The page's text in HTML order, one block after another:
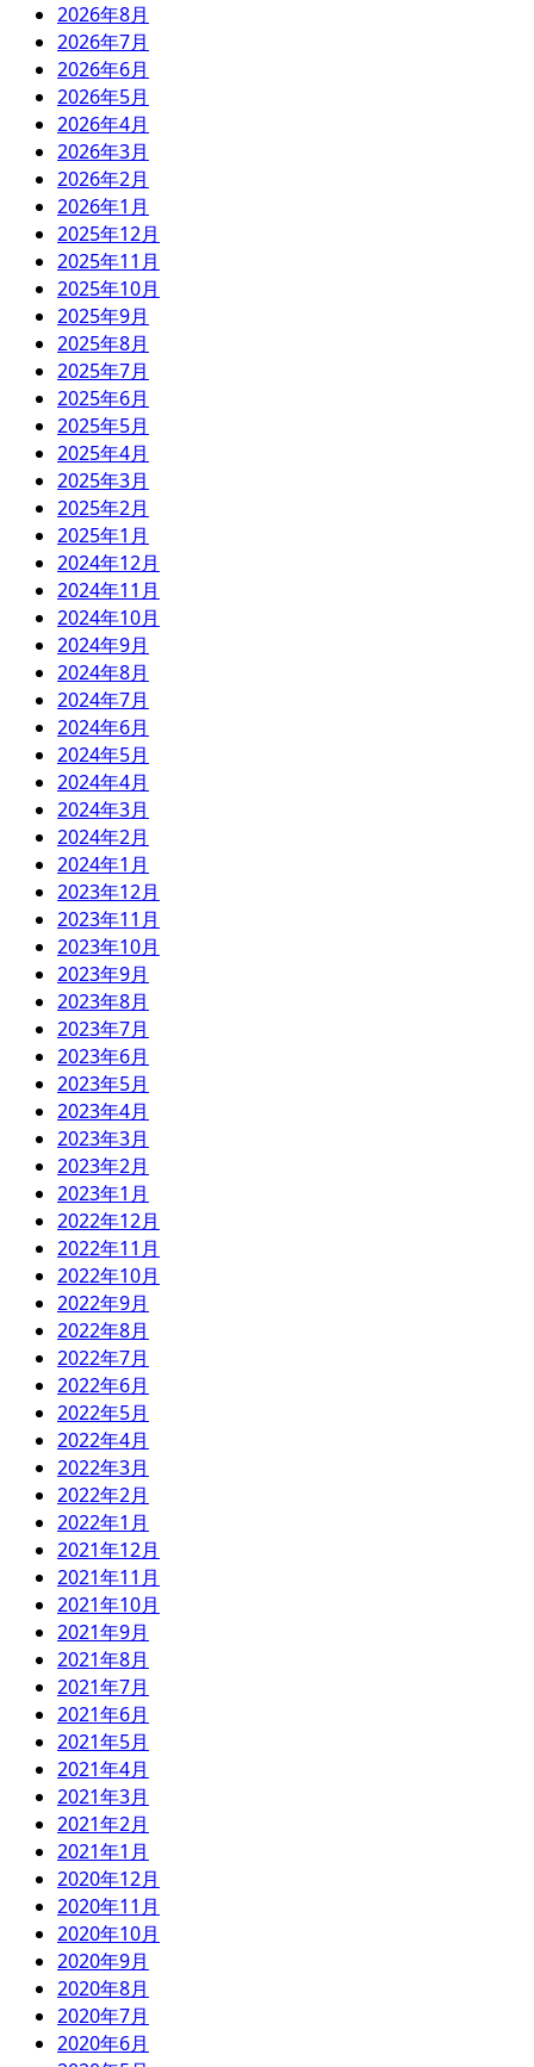
2026年8月
2026年7月
2026年6月
2026年5月
2026年4月
2026年3月
2026年2月
2026年1月
2025年12月
2025年11月
2025年10月
2025年9月
2025年8月
2025年7月
2025年6月
2025年5月
2025年4月
2025年3月
2025年2月
2025年1月
2024年12月
2024年11月
2024年10月
2024年9月
2024年8月
2024年7月
2024年6月
2024年5月
2024年4月
2024年3月
2024年2月
2024年1月
2023年12月
2023年11月
2023年10月
2023年9月
2023年8月
2023年7月
2023年6月
2023年5月
2023年4月
2023年3月
2023年2月
2023年1月
2022年12月
2022年11月
2022年10月
2022年9月
2022年8月
2022年7月
2022年6月
2022年5月
2022年4月
2022年3月
2022年2月
2022年1月
2021年12月
2021年11月
2021年10月
2021年9月
2021年8月
2021年7月
2021年6月
2021年5月
2021年4月
2021年3月
2021年2月
2021年1月
2020年12月
2020年11月
2020年10月
2020年9月
2020年8月
2020年7月
2020年6月